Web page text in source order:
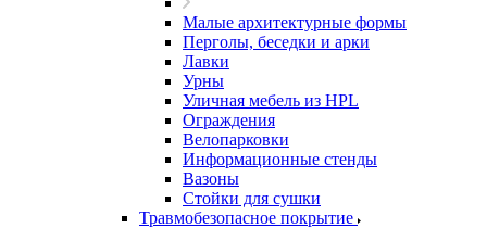
Малые архитектурные формы
Перголы, беседки и арки
Лавки
Урны
Уличная мебель из HPL
Ограждения
Велопарковки
Информационные стенды
Вазоны
Стойки для сушки
Травмобезопасное покрытие